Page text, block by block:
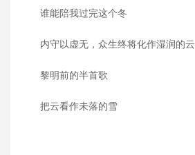
谁能陪我过完这个冬
内守以虚无，众生终将化作湿润的云
黎明前的半首歌
把云看作未落的雪